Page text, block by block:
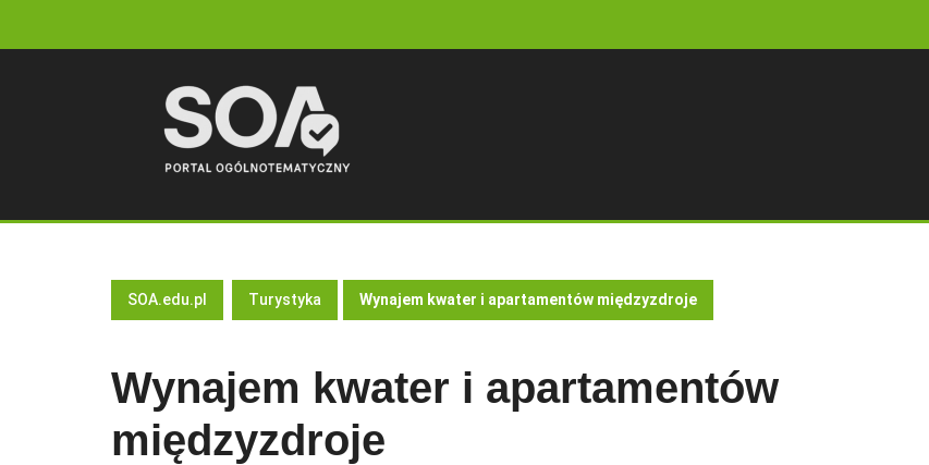
SOA.edu.pl Turystyka Wynajem kwater i apartamentów międzyzdroje
Wynajem kwater i apartamentów
międzyzdroje